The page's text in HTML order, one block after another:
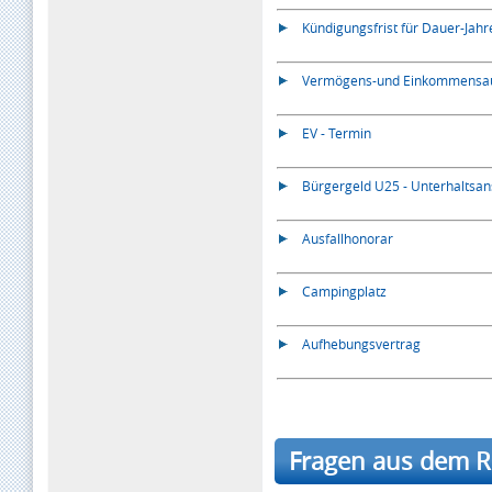
Kündigungsfrist für Dauer-
Vermögens-und
EV - Termin
Bürgergeld U25 -
Ausfallhonorar
Campingplatz
Aufhebungsvertrag
Fragen aus dem